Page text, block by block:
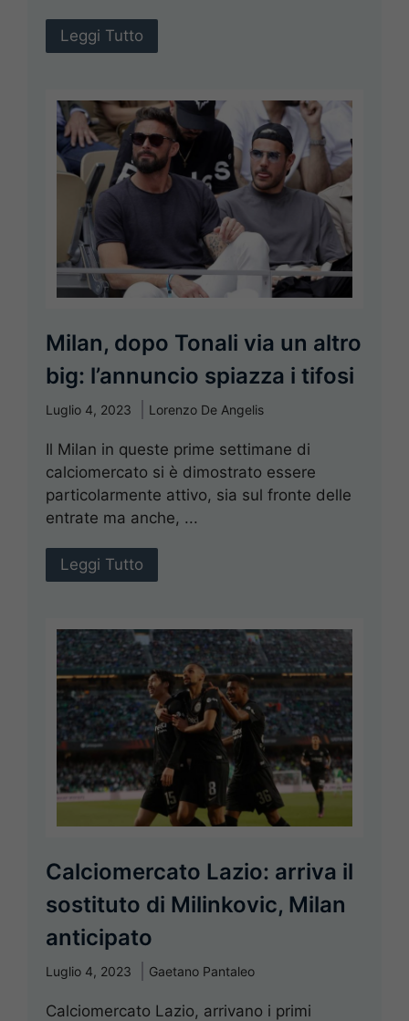
Leggi Tutto
Milan, dopo Tonali via un altro
big: l’annuncio spiazza i tifosi
Luglio 4, 2023 Lorenzo De Angelis
Il Milan in queste prime settimane di
calciomercato si è dimostrato essere
particolarmente attivo, sia sul fronte delle
entrate ma anche, ...
Leggi Tutto
Calciomercato Lazio: arriva il
sostituto di Milinkovic, Milan
anticipato
Luglio 4, 2023 Gaetano Pantaleo
Calciomercato Lazio, arrivano i primi